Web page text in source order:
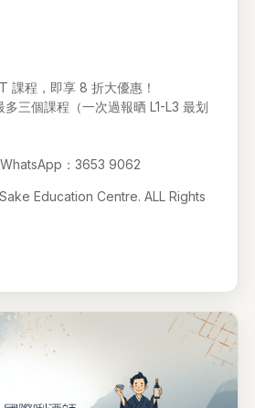
課程，即享 8 折大優惠！
三個課程（一次過報晒 L1-L3 最划
：3653 9062
Education Centre. ALL Rights